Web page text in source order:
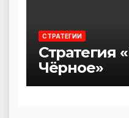
СТРАТЕГИИ
Стратегия
Чёрное»